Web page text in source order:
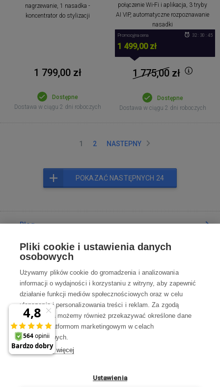
nagrzewanie, 1 nasadka -
koncentrator do stylizacji
1 799,00 zł
Dostępne
Dostawa w ciągu 2 dni roboczych
połączenie Wi-Fi i aplikacja, 3 tryby
AI VIP, automatyczne rozpoznawanie
nasadki
Promocyjna cena
1 499,00 zł
32 : 30 : 44
1 775,00zł
Dostępne
Dostawa w ciągu 2 dni roboczych
1 2 NASTEPNY
POKAZAĆ NASTĘPNYCH 24
Blog
Poradnia
Wszystko o zakupach
Kontakt
Skontaktuj się z Nami
Pon-Pt 8:00—17:00
Pliki cookie i ustawienia danych
osobowych
Używamy plików cookie do gromadzenia i analizowania
informacji o wydajności i korzystaniu z witryny, aby zapewnić
działanie funkcji mediów społecznościowych oraz w celu
ulepszania i personalizowania treści i reklam. Za zgodą
użytkownika możemy również przekazywać określone dane
osobowe platformom marketingowym w celach
marketingowych.
Dowiedz się więcej
Ustawienia